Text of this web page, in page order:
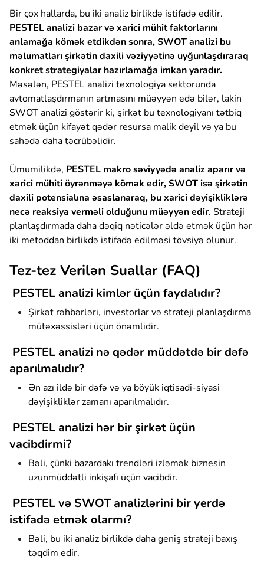
Bir çox hallarda, bu iki analiz birlikdə istifadə edilir.
PESTEL analizi bazar və xarici mühit faktorlarını
anlamağa kömək etdikdən sonra, SWOT analizi bu
məlumatları şirkətin daxili vəziyyətinə uyğunlaşdıraraq
konkret strategiyalar hazırlamağa imkan yaradır.
Məsələn, PESTEL analizi texnologiya sektorunda
avtomatlaşdırmanın artmasını müəyyən edə bilər, lakin
SWOT analizi göstərir ki, şirkət bu texnologiyanı tətbiq
etmək üçün kifayət qədər resursa malik deyil və ya bu
sahədə daha təcrübəlidir.
Ümumilikdə, PESTEL makro səviyyədə analiz aparır və
xarici mühiti öyrənməyə kömək edir, SWOT isə şirkətin
daxili potensialına əsaslanaraq, bu xarici dəyişikliklərə
necə reaksiya verməli olduğunu müəyyən edir. Strateji
planlaşdırmada daha dəqiq nəticələr əldə etmək üçün hər
iki metoddan birlikdə istifadə edilməsi tövsiyə olunur.
Tez-tez Verilən Suallar (FAQ)
PESTEL analizi kimlər üçün faydalıdır?
Şirkət rəhbərləri, investorlar və strateji planlaşdırma
mütəxəssisləri üçün önəmlidir.
PESTEL analizi nə qədər müddətdə bir dəfə
aparılmalıdır?
Ən azı ildə bir dəfə və ya böyük iqtisadi-siyasi
dəyişikliklər zamanı aparılmalıdır.
PESTEL analizi hər bir şirkət üçün
vacibdirmi?
Bəli, çünki bazardakı trendləri izləmək biznesin
uzunmüddətli inkişafı üçün vacibdir.
PESTEL və SWOT analizlərini bir yerdə
istifadə etmək olarmı?
Bəli, bu iki analiz birlikdə daha geniş strateji baxış
təqdim edir.